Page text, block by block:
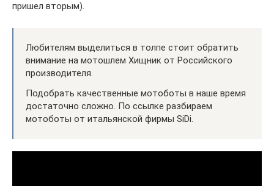
пришел вторым).
Любителям выделиться в толпе стоит обратить
внимание на мотошлем Хищник от Российского
производителя.
Подобрать качественные мотоботы в наше время
достаточно сложно. По ссылке разбираем
мотоботы от итальянской фирмы SiDi.